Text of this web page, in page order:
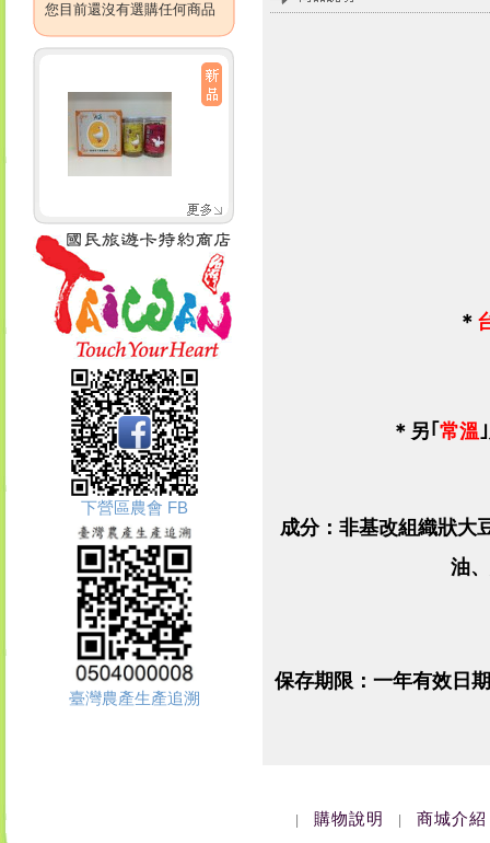
您目前還沒有選購任何商品
下營區農會 FB
臺灣農產生產追溯
＊
＊ 另｢ 常溫
成分：非基改組織狀大
油
保存期限：一年有效日
購物說明 商城介紹